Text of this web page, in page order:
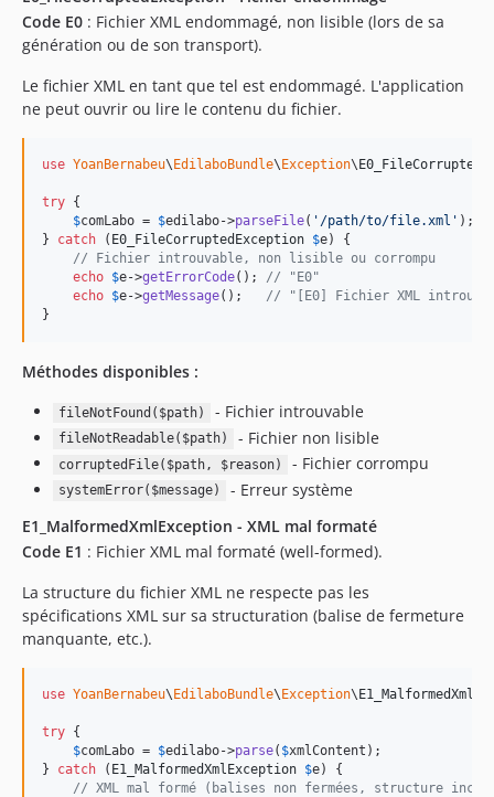
Code E0 : Fichier XML endommagé, non lisible (lors de sa
génération ou de son transport).
Le fichier XML en tant que tel est endommagé. L'application
ne peut ouvrir ou lire le contenu du fichier.
use YoanBernabeu\ EdilaboBundle\ Exception\
try {
$comLabo = $edilabo->parseFile( ' /path/to/file.xml ' );
} catch ( E0_FileCorruptedException $e) {
// Fichier introuvable, non lisible ou corrompu
echo $e->getErrorCode(); // "E0"
echo $e->getMessage(); // "[E0] Fichier XML
}
Méthodes disponibles :
fileNotFound($path) - Fichier introuvable
fileNotReadable($path) - Fichier non lisible
corruptedFile($path, $reason) - Fichier corrompu
systemError($message)
- Erreur système
E1_MalformedXmlException - XML mal formaté
Code E1 : Fichier XML mal formaté (well-formed).
La structure du fichier XML ne respecte pas les
spécifications XML sur sa structuration (balise de fermeture
manquante, etc.).
use YoanBernabeu\EdilaboBundle\Exception\
try {
$comLabo = $edilabo->parse( $xmlContent );
} catch ( E1_MalformedXmlException $e) {
// XML mal formé (balises non fermées, structure